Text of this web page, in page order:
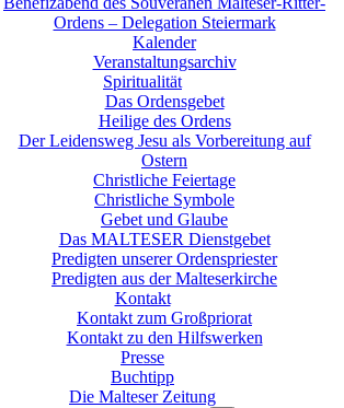
Ordens – Delegation Steiermark
Kalender
Veranstaltungsarchiv
Spiritualität
Das Ordensgebet
Heilige des Ordens
Der Leidensweg Jesu als Vorbereitung auf
Ostern
Christliche Feiertage
Christliche Symbole
Gebet und Glaube
Das MALTESER Dienstgebet
Predigten unserer Ordenspriester
Predigten aus der Malteserkirche
Kontakt
Kontakt zum Großpriorat
Kontakt zu den Hilfswerken
Presse
Buchtipp
Die Malteser Zeitung